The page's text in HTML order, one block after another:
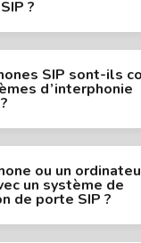
?
SIP sont-ils
d’interphonie
ou un
un système de
de porte SIP ?